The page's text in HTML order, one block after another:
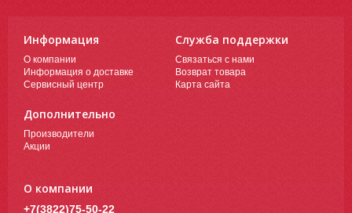
Информация
О компании
Информация о доставке
Сервисный центр
Служба поддержки
Связаться с нами
Возврат товара
Карта сайта
Дополнительно
Производители
Акции
О компании
+7(3822)75-50-22